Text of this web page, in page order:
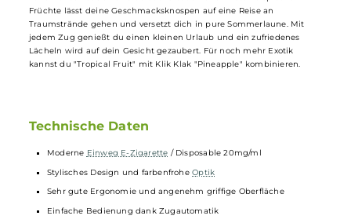
Die flache Seite jedes Klik Klak Disposable enthält starke Magnete,
es ermöglichen, zwei Klik Klak Systeme miteinander zu verbinden.
Die Mundstücke der beiden Sticks verschmelzen zu einer breiteren
Einheit, die angenehm an den Lippen anliegt. So kann man den
Wenn du dich nach einem exotischen Geschmackserlebnis sehnst,
verführerisch süßen und belebend säuerlichen Noten tropischer
Früchte lässt deine Geschmacksknospen auf eine Reise an
Traumstrände gehen und versetzt dich in pure Sommerlaune. Mit
Lächeln wird auf dein Gesicht gezaubert. Für noch mehr Exotik